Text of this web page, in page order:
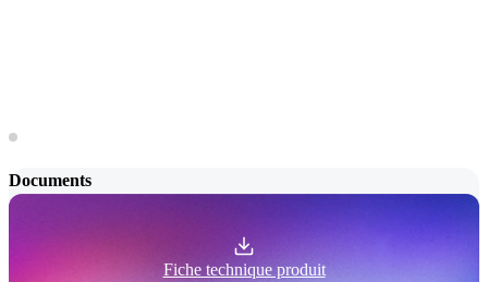
Documents
Fiche technique produit